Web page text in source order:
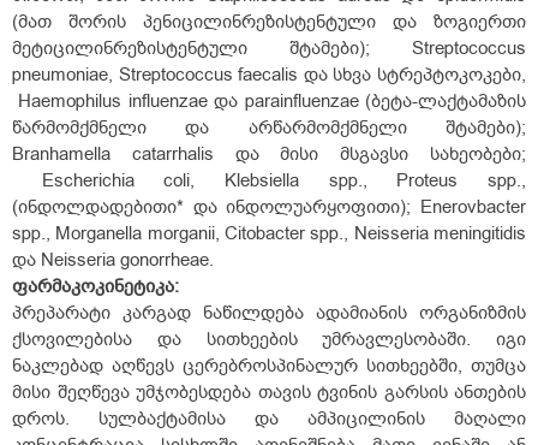
(მათ შორის პენიცილინრეზისტენტული და ზოგიერთი
მეტიცილინრეზისტენტული შტამები); Streptococcus
pneumoniae, Streptococcus faecalis და სხვა სტრეპტოკოკები,
Haemophilus influenzae და parainfluenzae (ბეტა-ლაქტამაზის
წარმომქმნელი და არწარმომქმნელი შტამები);
Branhamella catarrhalis და მისი მსგავსი სახეობები;
Escherichia coli, Klebsiella spp., Proteus spp.,
(ინდოლდადებითი* და ინდოლუარყოფითი); Enerovbacter
spp., Morganella morganii, Citobacter spp., Neisseria meningitidis
და Neisseria gonorrheae.
ფარმაკოკინეტიკა:
პრეპარატი კარგად ნაწილდება ადამიანის ორგანიზმის
ქსოვილებისა და სითხეების უმრავლესობაში. იგი
ნაკლებად აღწევს ცერებროსპინალურ სითხეებში, თუმცა
მისი შეღწევა უმჯობესდება თავის ტვინის გარსის ანთების
დროს. სულბაქტამისა და ამპიცილინის მაღალი